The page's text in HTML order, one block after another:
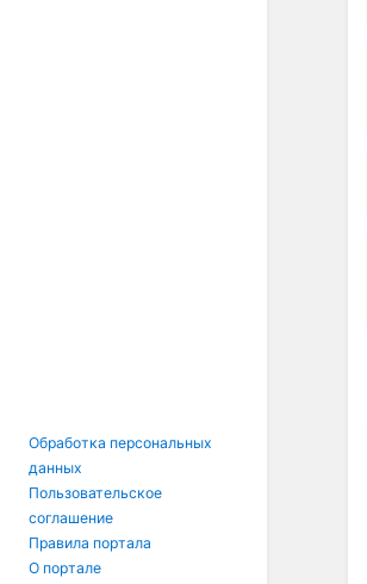
Обработка персональных
данных
Пользовательское
соглашение
Правила портала
О портале